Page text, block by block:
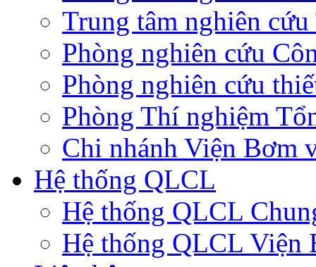
Trung tâm nghiên
Phòng nghiên cứu
Phòng nghiên cứu
Phòng Thí nghiệm
Chi nhánh Viện Bơm
Hệ thống QLCL
Hệ thống QLCL
Hệ thống QLCL Viện